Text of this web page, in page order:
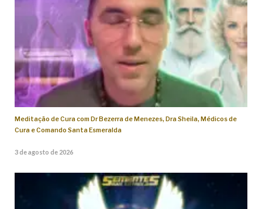
Meditação de Cura com Dr Bezerra de Menezes, Dra Sheila, Médicos de
Cura e Comando Santa Esmeralda
3 de agosto de 2026